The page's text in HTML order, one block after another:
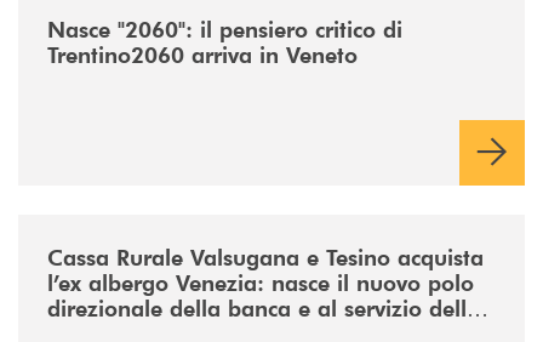
Nasce "2060": il pensiero critico di
Trentino2060 arriva in Veneto
Cassa Rurale Valsugana e Tesino acquista
l’ex albergo Venezia: nasce il nuovo polo
direzionale della banca e al servizio della